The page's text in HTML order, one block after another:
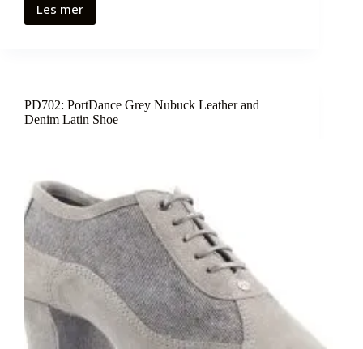
Les mer
PD702: PortDance Grey Nubuck Leather and
Denim Latin Shoe